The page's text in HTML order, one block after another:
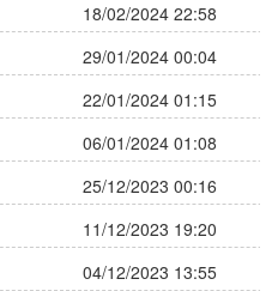
18/02/2024 22:58
29/01/2024 00:04
22/01/2024 01:15
06/01/2024 01:08
25/12/2023 00:16
11/12/2023 19:20
04/12/2023 13:55